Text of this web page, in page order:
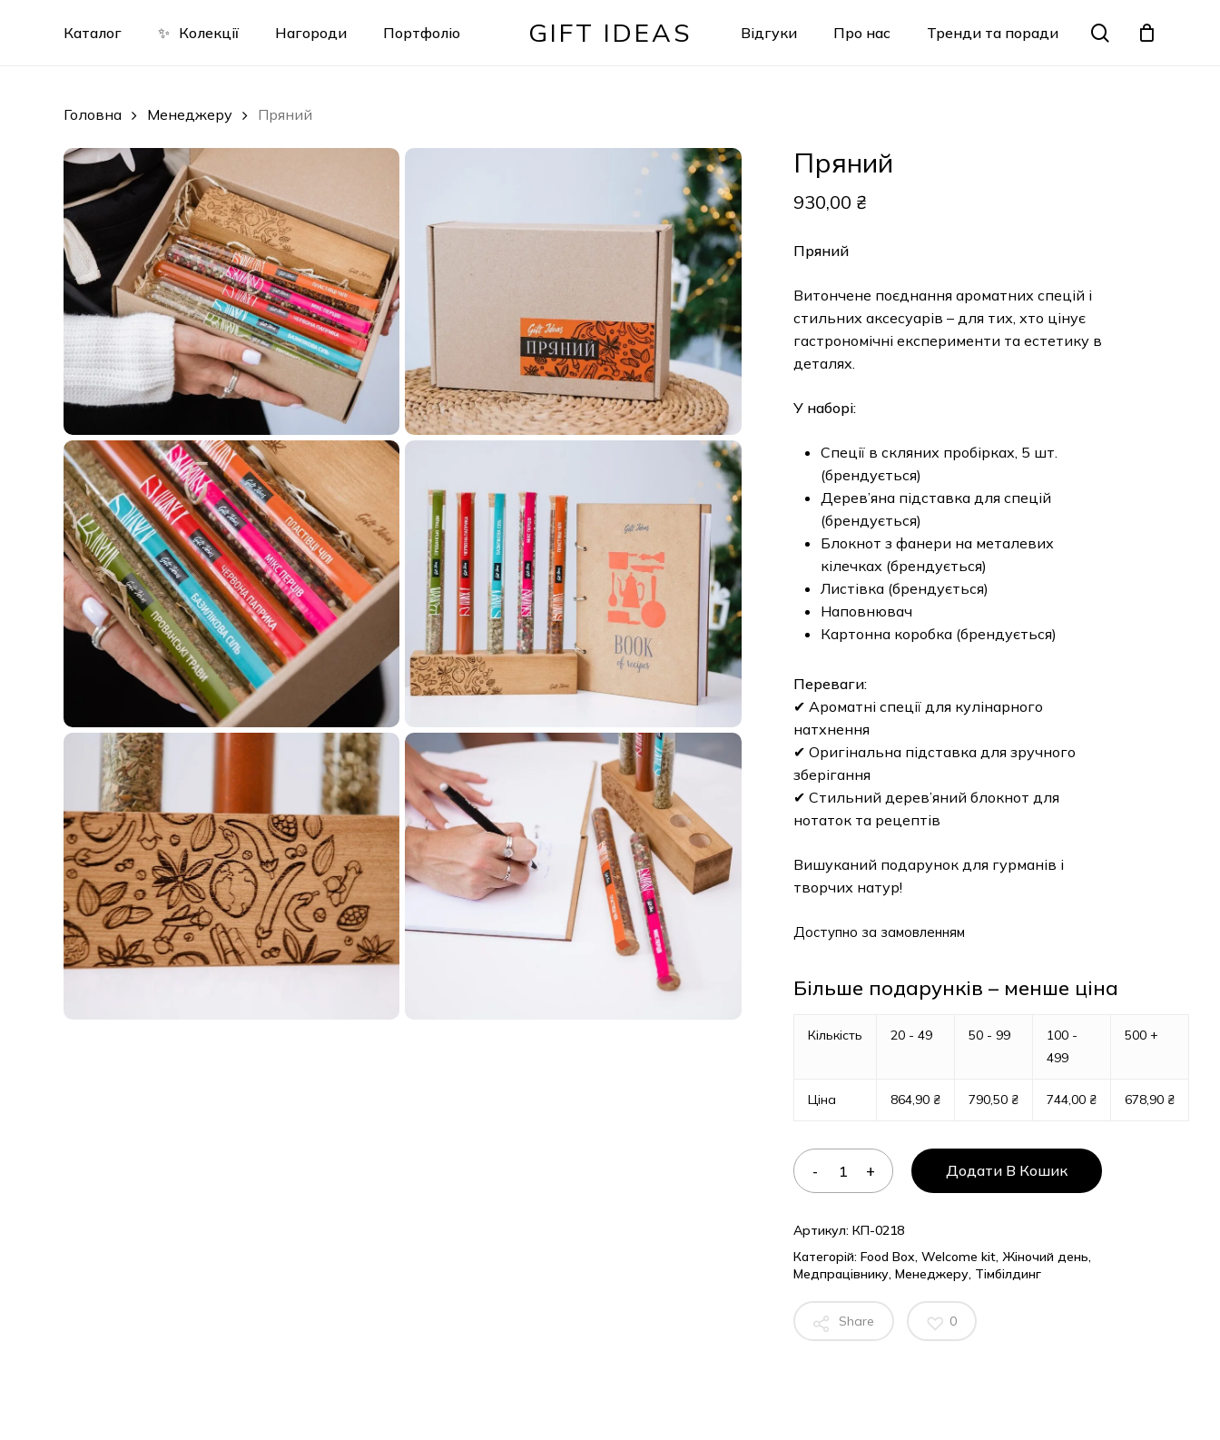
GIFT IDEAS
Каталог ✨ Колекції Нагороди Портфоліо Відгуки Про нас Тренди та поради search
Кошик
Головна Менеджеру Пряний
Пряний
930,00 ₴
Пряний
Витончене поєднання ароматних спецій і
стильних аксесуарів – для тих, хто цінує
гастрономічні експерименти та естетику в
деталях.
У наборі:
Спеції в скляних пробірках, 5 шт.
(брендується)
Дерев’яна підставка для спецій
(брендується)
Блокнот з фанери на металевих
кілечках (брендується)
Листівка (брендується)
Наповнювач
Картонна коробка (брендується)
Переваги:
✔ Ароматні спеції для кулінарного
натхнення
✔ Оригінальна підставка для зручного
зберігання
✔ Стильний дерев’яний блокнот для
нотаток та рецептів
Вишуканий подарунок для гурманів і
творчих натур!
Доступно за замовленням
Більше подарунків – менше ціна
Кількість 20 - 49 50 - 99
100 -
499
500 +
Ціна 864,90 ₴ 790,50 ₴ 744,00 ₴ 678,90 ₴
Додати В Кошик
Артикул: КП-0218
Категорій: Food Box, Welcome kit, Жіночий день,
Медпрацівнику, Менеджеру, Тімбілдинг
Share 0